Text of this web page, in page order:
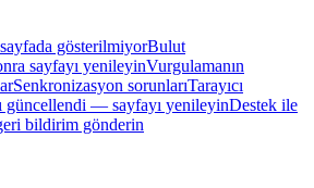
gösterilmiyorBulut
sayfayı yenileyinVurgulamanın
Senkronizasyon sorunlarıTarayıcı
güncellendi — sayfayı yenileyinDestek ile
bildirim gönderin